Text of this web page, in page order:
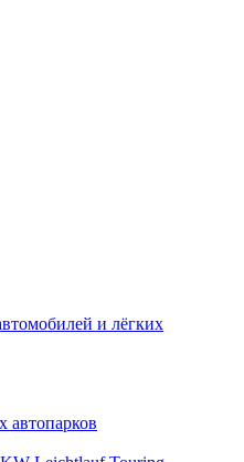
и лёгких